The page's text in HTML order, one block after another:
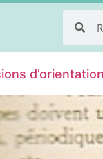
d’orientation